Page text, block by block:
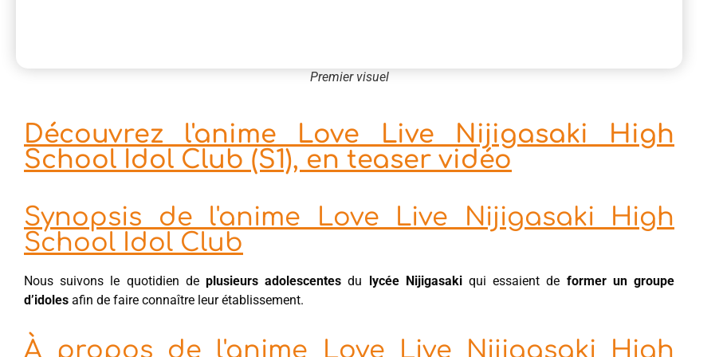
Premier visuel
Découvrez l'anime Love Live Nijigasaki High
School Idol Club (S1), en teaser vidéo
Synopsis de l'anime Love Live Nijigasaki High
School Idol Club
Nous suivons le quotidien de plusieurs adolescentes du lycée Nijigasakiqui essaient de former un groupe
d’idoles afin de faire connaître leur établissement.
À propos de l'anime Love Live Nijigasaki High